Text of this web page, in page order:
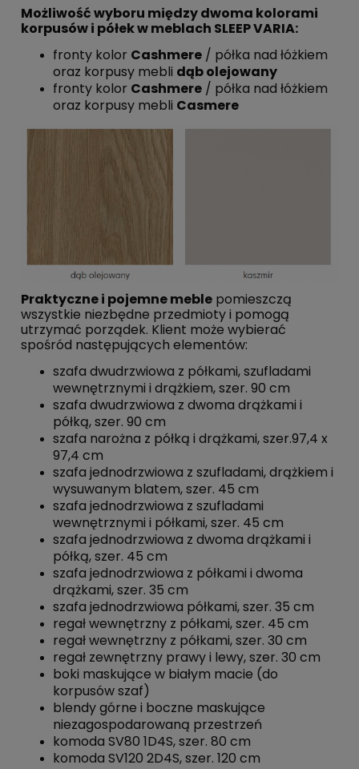
Możliwość wyboru między dwoma kolorami
korpusów i półek w meblach SLEEP VARIA:
fronty kolor Cashmere / półka nad łóżkiem
oraz korpusy mebli dąb olejowany
fronty kolor Cashmere / półka nad łóżkiem
oraz korpusy mebli Casmere
Praktyczne i pojemne meble pomieszczą
wszystkie niezbędne przedmioty i pomogą
utrzymać porządek. Klient może wybierać
spośród następujących elementów:
szafa dwudrzwiowa z półkami, szufladami
wewnętrznymi i drążkiem, szer. 90 cm
szafa dwudrzwiowa z dwoma drążkami i
półką, szer. 90 cm
szafa narożna z półką i drążkami, szer.97,4 x
97,4 cm
szafa jednodrzwiowa z szufladami, drążkiem i
wysuwanym blatem, szer. 45 cm
szafa jednodrzwiowa z szufladami
wewnętrznymi i półkami, szer. 45 cm
szafa jednodrzwiowa z dwoma drążkami i
półką, szer. 45 cm
szafa jednodrzwiowa z półkami i dwoma
drążkami, szer. 35 cm
szafa jednodrzwiowa półkami, szer. 35 cm
regał wewnętrzny z półkami, szer. 45 cm
regał wewnętrzny z półkami, szer. 30 cm
regał zewnętrzny prawy i lewy, szer. 30 cm
boki maskujące w białym macie (do
korpusów szaf)
blendy górne i boczne maskujące
niezagospodarowaną przestrzeń
komoda SV80 1D4S, szer. 80 cm
komoda SV120 2D4S, szer. 120 cm